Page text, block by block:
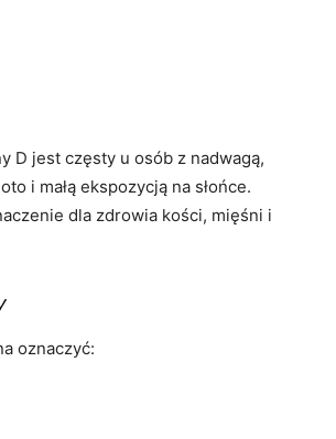
D jest częsty u osób z nadwagą,
i małą ekspozycją na słońce.
dla zdrowia kości, mięśni i
oznaczyć: